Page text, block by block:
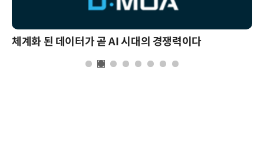
체계화 된 데이터가 곧 AI 시대의 경쟁력이다